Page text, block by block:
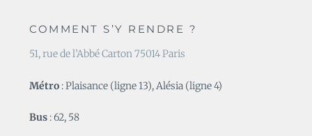
COMMENT S’Y RENDRE ?
51, rue de l’Abbé Carton 75014 Paris
Métro : Plaisance (ligne 13), Alésia (ligne 4)
Bus : 62, 58